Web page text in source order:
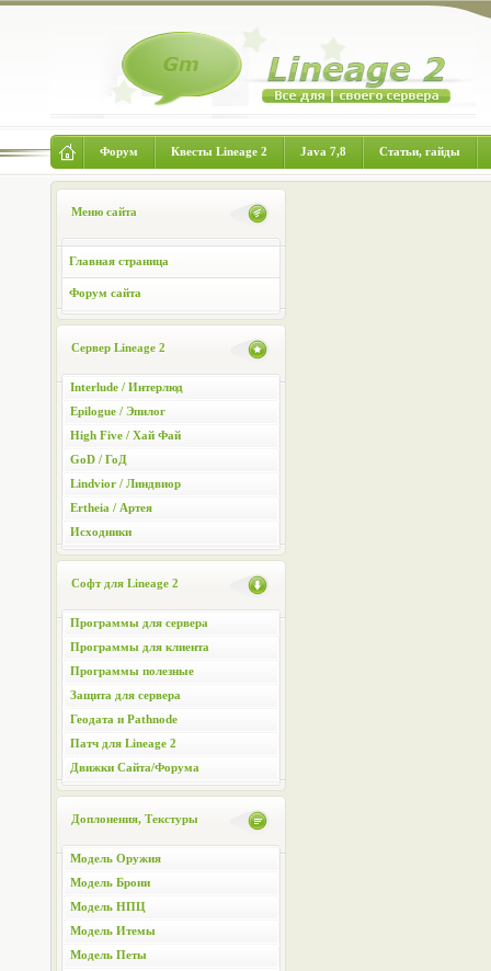
Форум Квесты Lineage 2 Java 7,8 Статьи, гайды
Меню сайта
Главная страница
Форум сайта
Сервер Lineage 2
Interlude / Интерлюд
Epilogue / Эпилог
High Five / Хай Фай
GoD / ГоД
Lindvior / Линдвиор
Ertheia / Артея
Исходники
Софт для Lineage 2
Программы для сервера
Программы для клиента
Программы полезные
Защита для сервера
Геодата и Pathnode
Патч для Lineage 2
Движки Сайта/Форума
Доплонения, Текстуры
Модель Оружия
Модель Брони
Модель НПЦ
Модель Итемы
Модель Петы